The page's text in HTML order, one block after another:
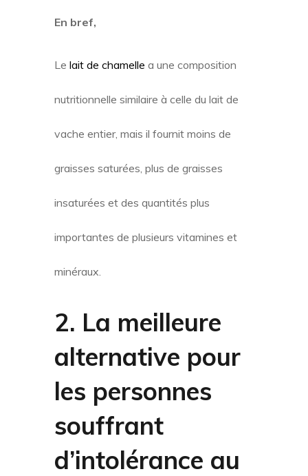
En bref,
Le lait de chamelle a une composition
nutritionnelle similaire à celle du lait de
vache entier, mais il fournit moins de
graisses saturées, plus de graisses
insaturées et des quantités plus
importantes de plusieurs vitamines et
minéraux.
2. La meilleure
alternative pour
les personnes
souffrant
d’intolérance au